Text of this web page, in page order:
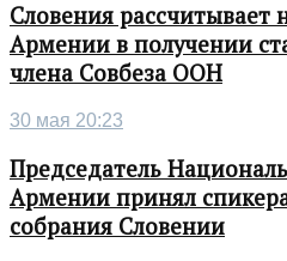
Словения рассчитывает
Армении в получении
члена Совбеза ООН
30 мая 20:23
Председатель
Армении принял
собрания Словении